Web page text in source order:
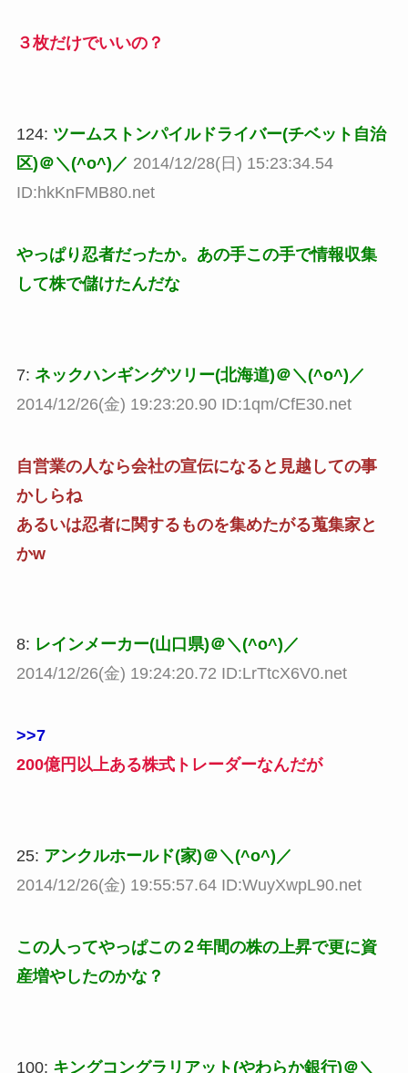
３枚だけでいいの？
124: ツームストンパイルドライバー(チベット自治
区)＠＼(^o^)／ 2014/12/28(日) 15:23:34.54
ID:hkKnFMB80.net
やっぱり忍者だったか。あの手この手で情報収集
して株で儲けたんだな
7: ネックハンギングツリー(北海道)＠＼(^o^)／
2014/12/26(金) 19:23:20.90 ID:1qm/CfE30.net
自営業の人なら会社の宣伝になると見越しての事
かしらね
あるいは忍者に関するものを集めたがる蒐集家と
かw
8: レインメーカー(山口県)＠＼(^o^)／
2014/12/26(金) 19:24:20.72 ID:LrTtcX6V0.net
>>7
200億円以上ある株式トレーダーなんだが
25: アンクルホールド(家)＠＼(^o^)／
2014/12/26(金) 19:55:57.64 ID:WuyXwpL90.net
この人ってやっぱこの２年間の株の上昇で更に資
産増やしたのかな？
100: キングコングラリアット(やわらか銀行)＠＼